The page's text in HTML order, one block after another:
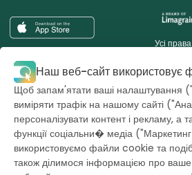
Усі
Хочете бути в курсі справ?
powerd by
Наш веб-сайт
Щоб запам'ятати ваші налаштування
виміряти трафік на нашому сайті
персоналізувати контент і рекламу, а
функції соціальни� медіа ("Маркетинг
використовуємо файли cookie та
також ділимося інформацією про